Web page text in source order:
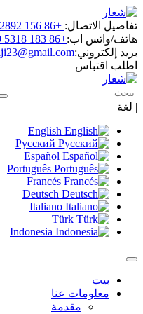
+86 156 2892 0918
اب:+86 183 5318 1619
yonganshiji23@gmail.com
English
Русский
Español
Português
Francés
Deutsch
Italiano
Türk
Indonesia
عنا